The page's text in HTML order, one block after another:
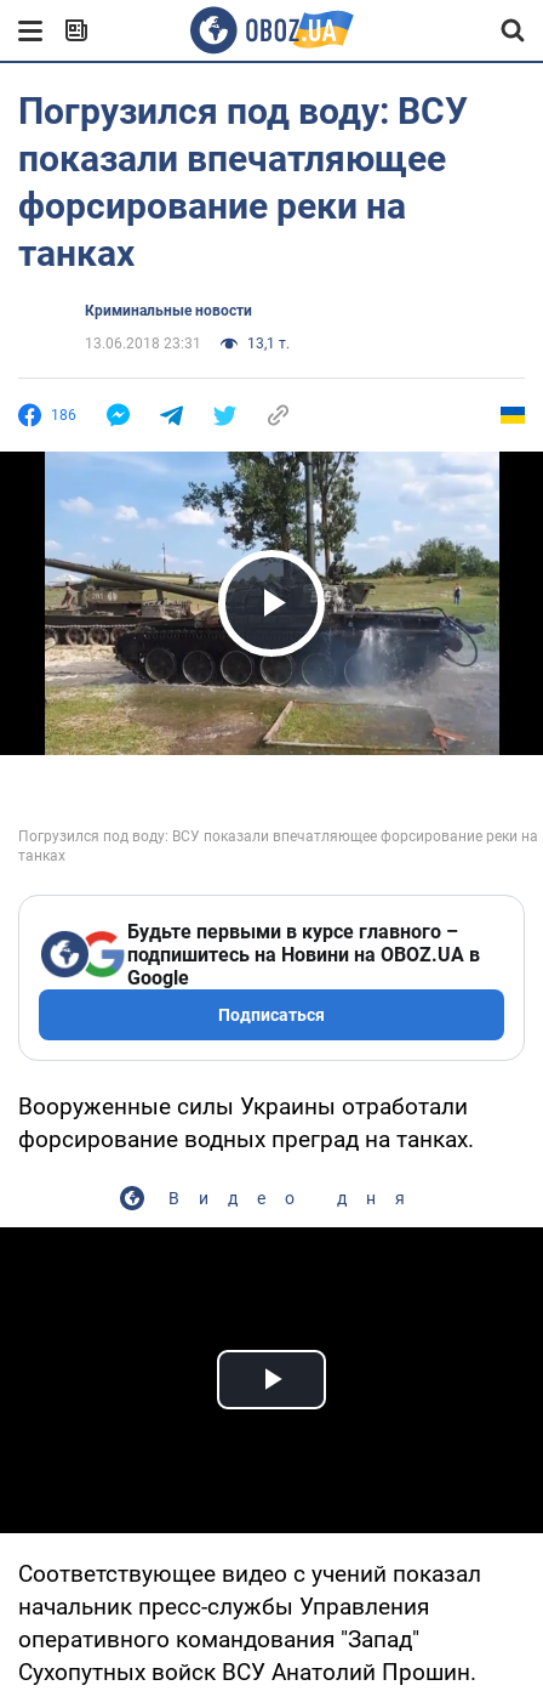
Погрузился под воду: ВСУ
показали впечатляющее
форсирование реки на
танках
Криминальные новости
13.06.2018 23:31
13,1 т.
186
Play Video
Будьте первыми в курсе главного –
подпишитесь на Новини на OBOZ.UA в
Google
Подписаться
Вооруженные силы Украины отработали
форсирование водных преград на танках.
Видео дня
Play Video
Соответствующее видео с учений показал
начальник пресс-службы Управления
оперативного командования "Запад"
Сухопутных войск ВСУ Анатолий Прошин.